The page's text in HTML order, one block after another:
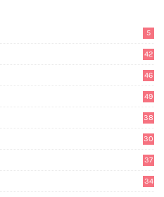
5
42
46
49
38
30
37
34